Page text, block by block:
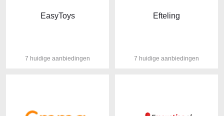
EasyToys
7 huidige aanbiedingen
Efteling
7 huidige aanbiedingen